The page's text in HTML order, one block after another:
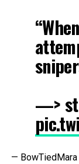
—>
—